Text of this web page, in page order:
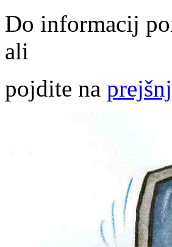
Do informacij
ali
pojdite na